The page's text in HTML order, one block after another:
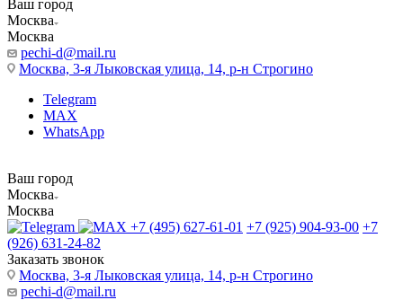
Ваш город
Москва
Москва
pechi-d@mail.ru
Москва, 3-я Лыковская улица, 14, р-н Строгино
Telegram
MAX
WhatsApp
Ваш город
Москва
Москва
+7 (495) 627-61-01 +7 (925) 904-93-00 +7
(926) 631-24-82
Заказать звонок
Москва, 3-я Лыковская улица, 14, р-н Строгино
pechi-d@mail.ru